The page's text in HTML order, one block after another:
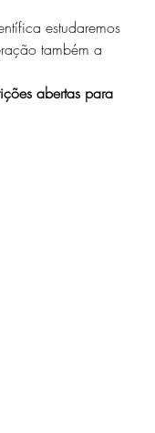
estudaremos
também a
abertas para